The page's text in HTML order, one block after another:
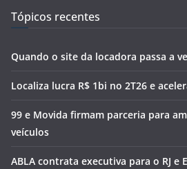
Tópicos recentes
Quando o site da locadora passa a
Localiza lucra R$ 1bi no 2T26 e
99 e Movida firmam parceria para
veículos
ABLA contrata executiva para o RJ e